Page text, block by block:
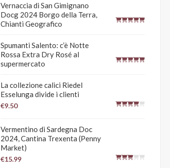
Vernaccia di San Gimignano
Docg 2024 Borgo della Terra,
Chianti Geografico
Spumanti Salento: c’è Notte
Rossa Extra Dry Rosé al
supermercato
La collezione calici Riedel
Esselunga divide i clienti
€9.50
Vermentino di Sardegna Doc
2024, Cantina Trexenta (Penny
Market)
€15.99